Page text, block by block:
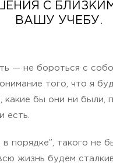
С
ВАШУ УЧЕБУ.
— не бороться с
того, что я
какие бы они ни были,
есть.
в порядке”, такого не
жизнь будем